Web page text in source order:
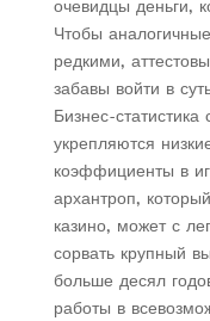
очевидцы деньги,
Чтобы
редкими,
забавы войти в
Бизнес-статистика
укрепляются
коэффициенты в
архантроп,
казино, может с
сорвать крупный
больше десял
работы в